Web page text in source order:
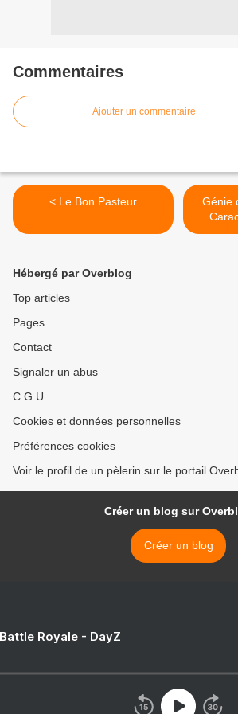
Commentaires
Ajouter un commentaire
< Le Bon Pasteur
Génie
Hébergé par Overblog
Top articles
Pages
Contact
Signaler un abus
C.G.U.
Cookies et données personnelles
Préférences cookies
Voir le profil de un pèlerin sur le portail
Créer un blog sur
Créer un blog
Royale - DayZ